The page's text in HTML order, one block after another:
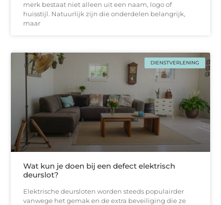
merk bestaat niet alleen uit een naam, logo of
huisstijl. Natuurlijk zijn die onderdelen belangrijk,
maar
DIENSTVERLENING
Wat kun je doen bij een defect elektrisch
deurslot?
Elektrische deursloten worden steeds populairder
vanwege het gemak en de extra beveiliging die ze